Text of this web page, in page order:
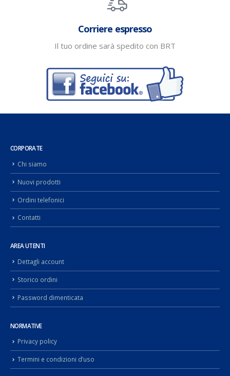
Corriere espresso
Il tuo ordine sarà spedito con BRT
CORPORATE
Chi siamo
Nuovi prodotti
Ordini telefonici
Contatti
AREA UTENTI
Dettagli account
Storico ordini
Password dimenticata
NORMATIVE
Privacy policy
Termini e condizioni d’uso